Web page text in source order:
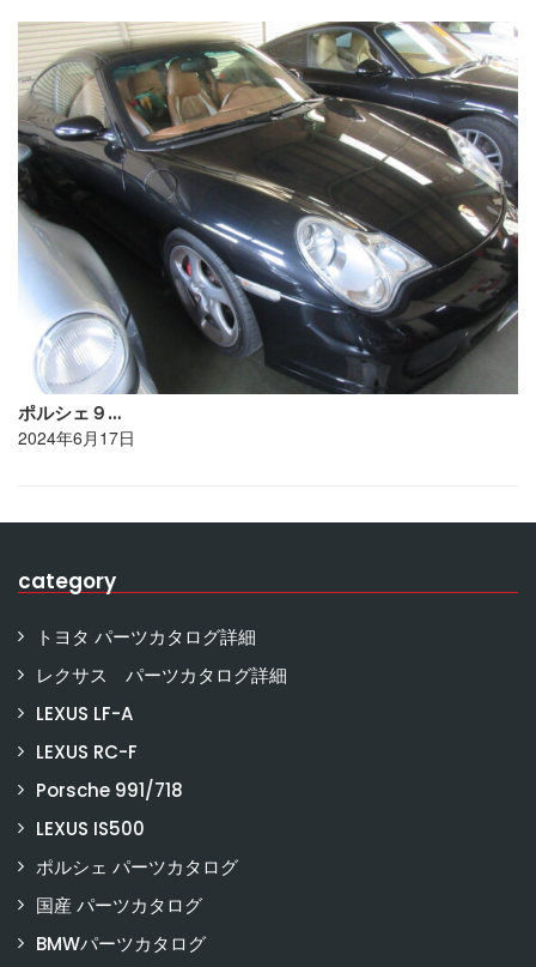
ポルシェ９…
2024年6月17日
category
トヨタ パーツカタログ詳細
レクサス パーツカタログ詳細
LEXUS LF-A
LEXUS RC-F
Porsche 991/718
LEXUS IS500
ポルシェ パーツカタログ
国産 パーツカタログ
BMWパーツカタログ